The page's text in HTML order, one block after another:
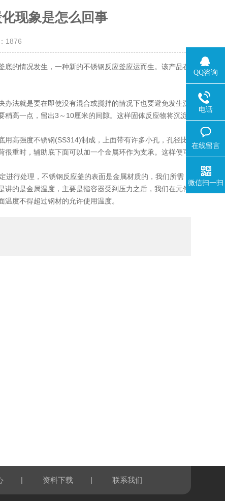
现象是怎么回事
1876
的情况发生，一种新的不锈钢反应釜应运而生。该产品在
法就是要在即使没有混合或搅拌的情况下也要避免发生沉
高一点，留出3～10厘米的间隙。这样固体反应物将沉淀
高强度不锈钢(SS314)制成，上面带有许多小孔，孔径比
重时，辅助底下面可以加一个金属环作为支承。这样便可
行处理，不锈钢反应釜的表面是金属材质的，我们所需
的是金属温度，主要是指容器受到压力之后，我们在元件
度不得超过钢材的允许使用温度。
| 资料下载 | 联系我们
QQ咨询
电话
在线留言
微信扫一扫